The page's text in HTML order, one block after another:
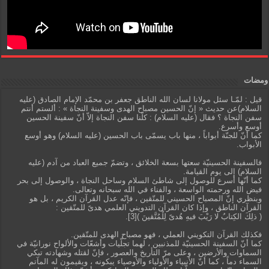
ومضات
قيل : لمّـا سئل مولانا لسان الله الناطق جعفر بن محمّد الإمام الصادق (عليه
السلام)عن حديث « إنّ الحسين مصباح الهدى وسفينة النجاة » : ألستم أنتم
سفن النجاة ؟ فقال (عليه السلام) : كلّنا سفن النجاة إلاّ أنّ سفينة الحسين
أوسع وأسرع.
كما أنّ للجنّة أبواباً ، منها باب يسمّى باب الحسين (عليه السلام) وهو أوسع
الأبواب.
فالسفينة الحسينيّة سعتها بسعة الخلائق ، وتضمّ جميع العباد من آدم (عليه
السلام) إلى يوم القيامة.
كما أنّها أسرع للوصول إلى شاطئ السلام وساحل النجاة ، والوصول إلى بحر
فيض الله ورحمته الواسعة ، والفناء في الله سبحانه وتعالى.
وبنظري إنّ المصباح الحسيني للمتّقين ، فإنّه عدل القرآن الكريم ، بل هو
القرآن الناطق ، وإذا كان القرآن التدويني العلمي هدىً للمتّقين :
( ذلِكَ الكِتابُ لا رَيْبَ فيهِ هُدىً لِلْمُتَّقينَ )[3].
فكذلك القرآن التكويني العملي ، فهو مصباح الهدى للمتّقين.
كما أنّ السفينة الحسينيّة للمذنبين ، لهما تجلّيات وأشعّات والألواح نورانيّة في
السماوات والأرضين ، وعلى مرّ التأريخ والعصور ، فإنّ لقتله وشهادته تبكي
السماء دماً ، كما أنّ الأنبياء والأولياء والأوصياء يبكونه ، ويقيمون له المآتم